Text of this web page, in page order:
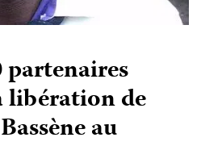
partenaires
libération de
au